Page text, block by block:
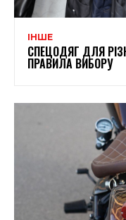
ІНШЕ
СПЕЦОДЯГ ДЛЯ
ПРАВИЛА ВИБОРУ